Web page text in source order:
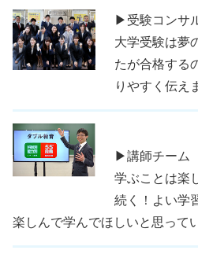
▶受験コンサ
大学受験は夢
たが合格する
りやすく伝え
▶講師チーム
学ぶことは楽
続く！よい学
楽しんで学んでほしいと思って